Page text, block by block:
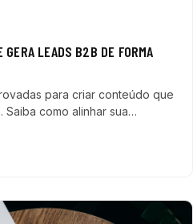
GERA LEADS B2B DE FORMA
para criar conteúdo que
como alinhar sua